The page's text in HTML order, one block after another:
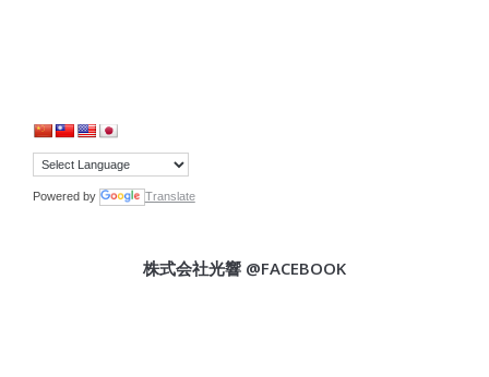
Powered by Translate
株式会社光響 @FACEBOOK